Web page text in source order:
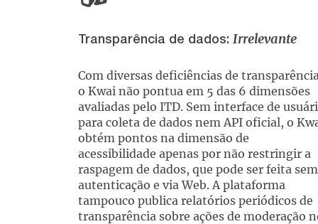
Com diversas deficiências de
o Kwai não pontua em 5 das 6 dimensões
avaliadas pelo ITD. Sem interface de
para coleta de dados nem API oficial, o
obtém pontos na dimensão de
acessibilidade apenas por não restringir a
raspagem de dados, que pode ser feita sem
autenticação e via Web. A plataforma
tampouco publica relatórios periódicos de
transparência sobre ações de moderação
Transparência de dados: Irrelevante